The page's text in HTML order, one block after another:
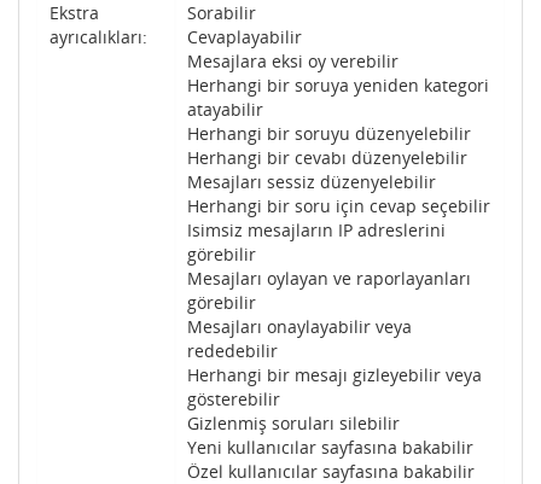
Ekstra
ayrıcalıkları:
Sorabilir
Cevaplayabilir
Mesajlara eksi oy verebilir
Herhangi bir soruya yeniden kategori
atayabilir
Herhangi bir soruyu düzenyelebilir
Herhangi bir cevabı düzenyelebilir
Mesajları sessiz düzenyelebilir
Herhangi bir soru için cevap seçebilir
Isimsiz mesajların IP adreslerini
görebilir
Mesajları oylayan ve raporlayanları
görebilir
Mesajları onaylayabilir veya
rededebilir
Herhangi bir mesajı gizleyebilir veya
gösterebilir
Gizlenmiş soruları silebilir
Yeni kullanıcılar sayfasına bakabilir
Özel kullanıcılar sayfasına bakabilir